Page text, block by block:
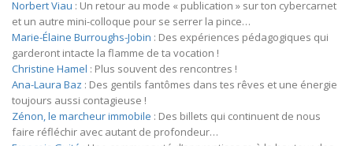
Norbert Viau : Un retour au mode « publication » sur ton cybercarnet
et un autre mini-colloque pour se serrer la pince…
Marie-Élaine Burroughs-Jobin : Des expériences pédagogiques qui
garderont intacte la flamme de ta vocation !
Christine Hamel : Plus souvent des rencontres !
Ana-Laura Baz : Des gentils fantômes dans tes rêves et une énergie
toujours aussi contagieuse !
Zénon, le marcheur immobile : Des billets qui continuent de nous
faire réfléchir avec autant de profondeur…